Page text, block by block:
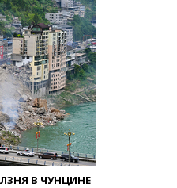
В ЧУНЦИНЕ